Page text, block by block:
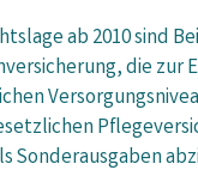
ab 2010 sind
die zur
Sonderausgaben